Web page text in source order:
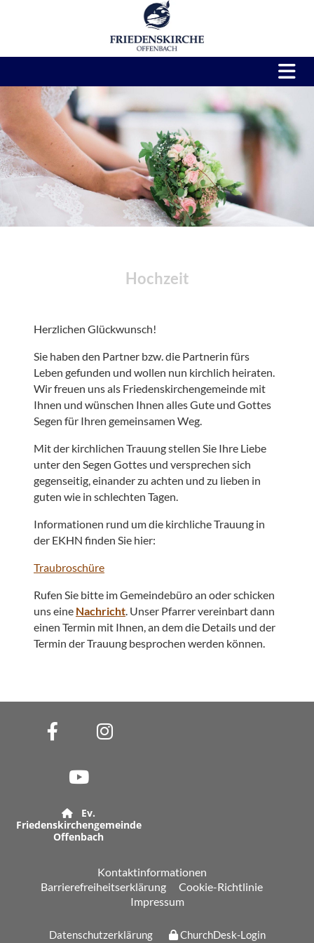
Hochzeit
Herzlichen Glückwunsch!
Sie haben den Partner bzw. die Partnerin fürs
Leben gefunden und wollen nun kirchlich heiraten.
Wir freuen uns als Friedenskirchengemeinde mit
Ihnen und wünschen Ihnen alles Gute und Gottes
Segen für Ihren gemeinsamen Weg.
Mit der kirchlichen Trauung stellen Sie Ihre Liebe
unter den Segen Gottes und versprechen sich
gegenseitig, einander zu achten und zu lieben in
guten wie in schlechten Tagen.
Informationen rund um die kirchliche Trauung in
der EKHN finden Sie hier:
Traubroschüre
Rufen Sie bitte im Gemeindebüro an oder schicken
uns eine Nachricht . Unser Pfarrer vereinbart dann
einen Termin mit Ihnen, an dem die Details und der
Termin der Trauung besprochen werden können.

Ev.
Friedenskirchengemeinde
Offenbach
Kontaktinformationen
Barrierefreiheitserklärung
Cookie-Richtlinie
Impressum
Datenschutzerklärung ChurchDesk-Login